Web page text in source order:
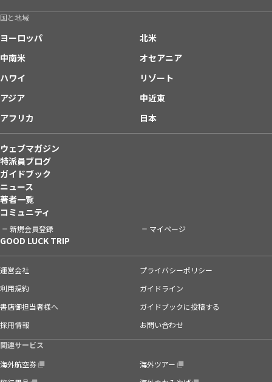
国と地域
ヨーロッパ
北米
中南米
オセアニア
ハワイ
リゾート
アジア
中近東
アフリカ
日本
ウェブマガジン
特派員ブログ
ガイドブック
ニュース
著者一覧
コミュニティ
新規会員登録 マイページ
GOOD LUCK TRIP
運営会社
プライバシーポリシー
利用規約
ガイドライン
書店御担当者様へ
ガイドブックに投稿する
採用情報
お問い合わせ
関連サービス
海外航空券
海外ツアー